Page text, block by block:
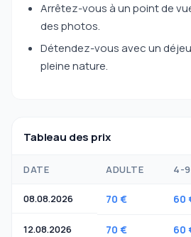
Arrêtez-vous à un point de
des photos.
Détendez-vous avec un
pleine nature.
Tableau des prix
DATE ADULTE 4-9
08.08.2026 70 € 60
12.08.2026 70 € 60